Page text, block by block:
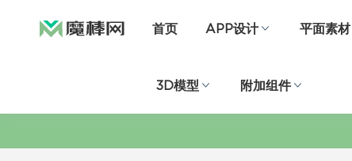
首页 APP设计 平面素材
3D模型 附加组件